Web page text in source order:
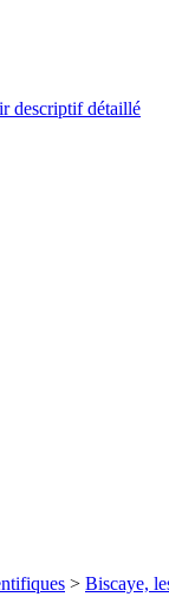
descriptif détaillé
> Biscaye,